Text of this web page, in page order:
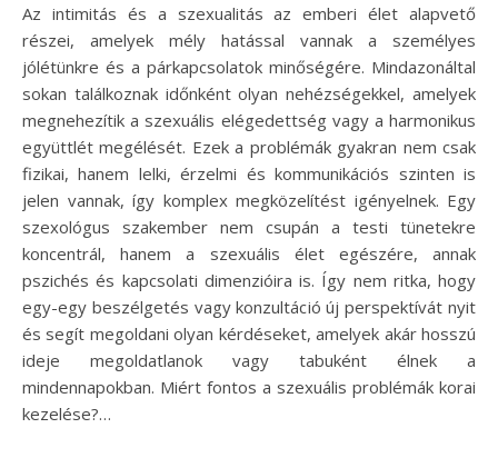
Az intimitás és a szexualitás az emberi élet alapvető
részei, amelyek mély hatással vannak a személyes
jólétünkre és a párkapcsolatok minőségére. Mindazonáltal
sokan találkoznak időnként olyan nehézségekkel, amelyek
megnehezítik a szexuális elégedettség vagy a harmonikus
együttlét megélését. Ezek a problémák gyakran nem csak
fizikai, hanem lelki, érzelmi és kommunikációs szinten is
jelen vannak, így komplex megközelítést igényelnek. Egy
szexológus szakember nem csupán a testi tünetekre
koncentrál, hanem a szexuális élet egészére, annak
pszichés és kapcsolati dimenzióira is. Így nem ritka, hogy
egy-egy beszélgetés vagy konzultáció új perspektívát nyit
és segít megoldani olyan kérdéseket, amelyek akár hosszú
ideje megoldatlanok vagy tabuként élnek a
mindennapokban. Miért fontos a szexuális problémák korai
kezelése?…